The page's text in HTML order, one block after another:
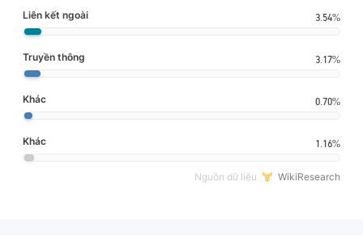
Liên kết ngoài 3.54%
Truyền thông 3.17%
Khác 0.70%
Khác 1.16%
Nguồn dữ liệu WikiResearch